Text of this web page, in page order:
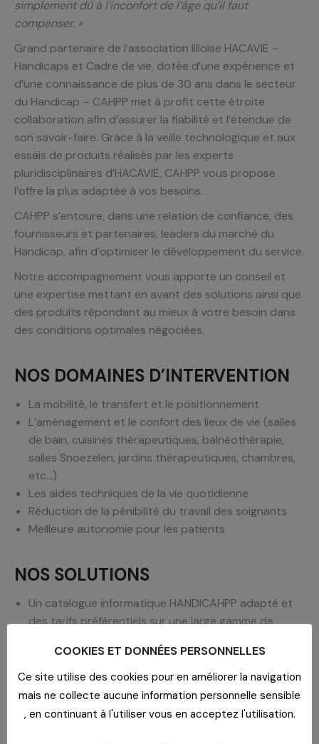
simplement dû à l’inconfort de l’âge qu’il faut
compenser. »
Grand partenaire de l’association lilloise HACAVIE –
Handicaps et Cadre de vie, dotée d’une expérience et
d’une connaissance de plus de 30 ans dans le secteur
du Handicap – CAHPP met à profit cette étroite
collaboration afin d’assurer la fiabilité et l’étendue de
son savoir-faire. Grâce à la veille technologique et aux
essais de produits réalisés par les experts
pluridisciplinaires d’HACAVIE, CAHPP vous propose
l’offre la plus adaptée à vos besoins.
CAHPP s’entoure, dans une relation de confiance, des
fournisseurs et partenaires, leaders du marché du
Handicap, afin d’optimiser le développement du service.
Notre accompagnement vous apporte un conseil et
une expertise mettant en avant des solutions ainsi que
des produits répondant au mieux à votre besoin dans
des conditions optimales négociées.
NOS DOMAINES D’INTERVENTION
La mobilité, le transfert et le positionnement
L’aménagement et le confort des lieux de vie (salles
de bain, cuisines thérapeutiques, balnéothérapie,
salles Snoezelen, jardins thérapeutiques, chambres,
etc…)
Les aides techniques de la vie quotidienne
Réduction de la pénibilité du travail des soignants
Meilleure autonomie pour les patients
NOS SOLUTIONS
Un catalogue informatique HANDICAHPP adapté et
des tarifs préférentiels sur une large gamme de
Une équipe commerciale de proximité à votre
écoute
Des experts métier à votre service
Des formations pour vos salariés partout en France.
COOKIES ET DONNÉES PERSONNELLES
Ce site utilise des cookies pour en améliorer la navigation
mais ne collecte aucune information personnelle sensible
, en continuant à l'utiliser vous en acceptez l'utilisation.